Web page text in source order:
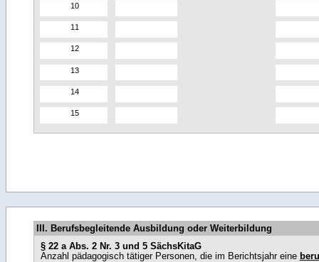
III. Berufsbegleitende Ausbildung oder Weiterbildung
§ 22 a Abs. 2 Nr. 3 und 5 SächsKitaG
Anzahl pädagogisch tätiger Personen, die im Berichtsjahr eine